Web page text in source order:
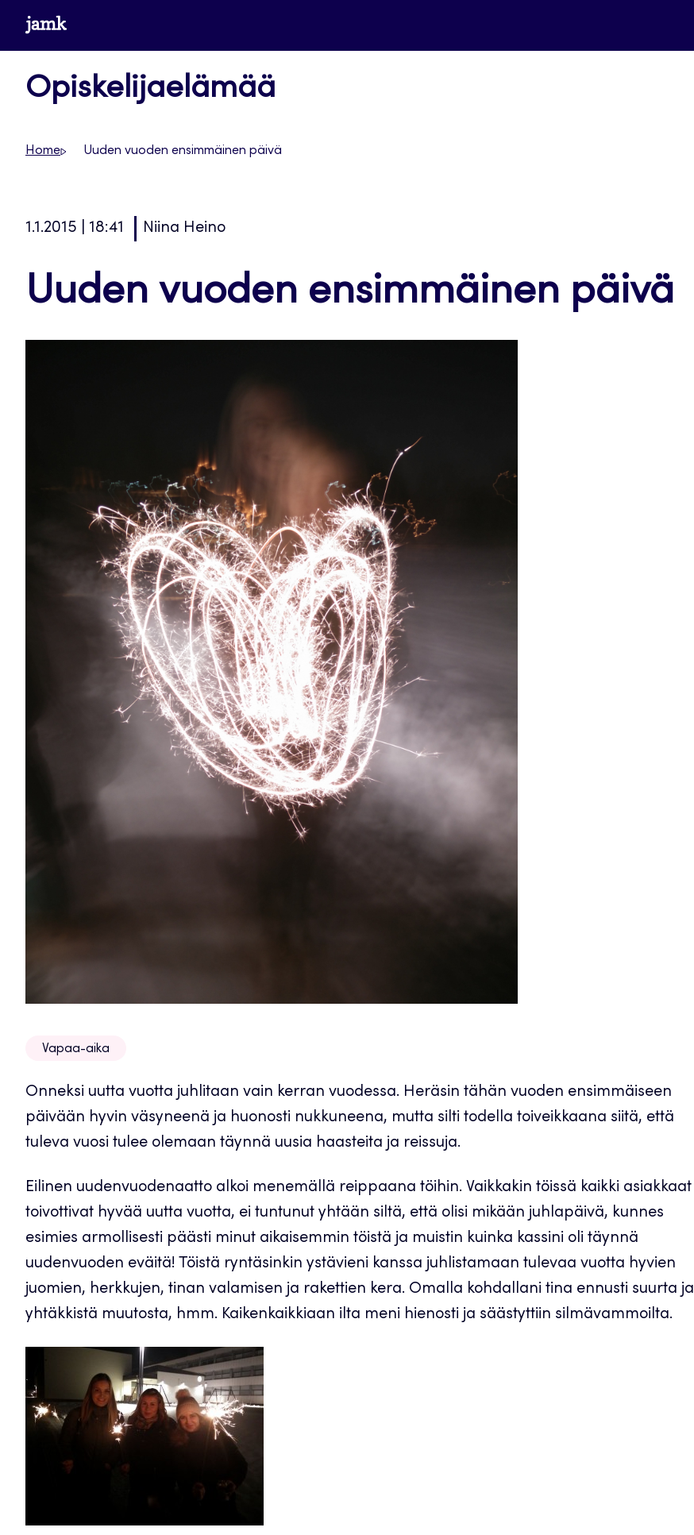
Siirrywww.jamk.fi
Opiskelijaelämää
Home Uuden vuoden ensimmäinen päivä
1.1.2015 | 18:41 Niina Heino
Uuden vuoden ensimmäinen päivä
Vapaa-aika
Onneksi uutta vuotta juhlitaan vain kerran vuodessa. Heräsin tähän vuoden ensimmäiseen
päivään hyvin väsyneenä ja huonosti nukkuneena, mutta silti todella toiveikkaana siitä, että
tuleva vuosi tulee olemaan täynnä uusia haasteita ja reissuja.
Eilinen uudenvuodenaatto alkoi menemällä reippaana töihin. Vaikkakin töissä kaikki asiakkaat
toivottivat hyvää uutta vuotta, ei tuntunut yhtään siltä, että olisi mikään juhlapäivä, kunnes
esimies armollisesti päästi minut aikaisemmin töistä ja muistin kuinka kassini oli täynnä
uudenvuoden eväitä! Töistä ryntäsinkin ystävieni kanssa juhlistamaan tulevaa vuotta hyvien
juomien, herkkujen, tinan valamisen ja rakettien kera. Omalla kohdallani tina ennusti suurta ja
yhtäkkistä muutosta, hmm. Kaikenkaikkiaan ilta meni hienosti ja säästyttiin silmävammoilta.